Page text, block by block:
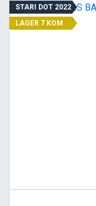
STARI DOT 2022
LAGER 7 KOM